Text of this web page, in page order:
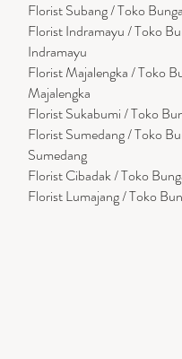
Florist Subang / Toko
Florist Indramayu / Toko
Indramayu
Florist Majalengka / Toko
Majalengka
Florist Sukabumi / Toko
Florist Sumedang / Toko
Sumedang
Florist Cibadak / Toko
Florist Lumajang / Toko